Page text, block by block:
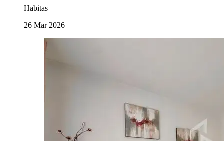
Habitas
26 Mar 2026